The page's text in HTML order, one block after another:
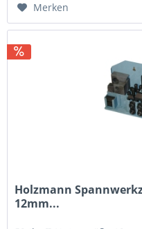
Merken
Holzmann
12mm...